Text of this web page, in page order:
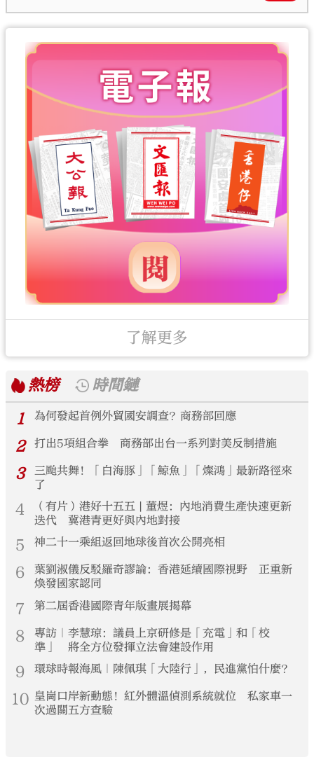
了解更多
熱榜
時間鏈
1
為何發起首例外貿國安調查？商務部回應
2 打出5項組合拳 商務部出台一系列對美反制措施
3
三颱共舞！「白海豚」「鯨魚」「燦鴻」最新路徑來
了
4
（有片）港好十五五 | 董煜：內地消費生產快速更新
迭代 冀港青更好與內地對接
5 神二十一乘組返回地球後首次公開亮相
6
葉劉淑儀反駁羅奇謬論：香港延續國際視野 正重新
煥發國家認同
7 第二屆香港國際青年版畫展揭幕
8
專訪｜李慧琼：議員上京研修是「充電」和「校
準」 將全方位發揮立法會建設作用
9 環球時報海風｜陳佩琪「大陸行」，民進黨怕什麼？
10 皇崗口岸新動態！紅外體溫偵測系統就位 私家車一
次過關五方查驗